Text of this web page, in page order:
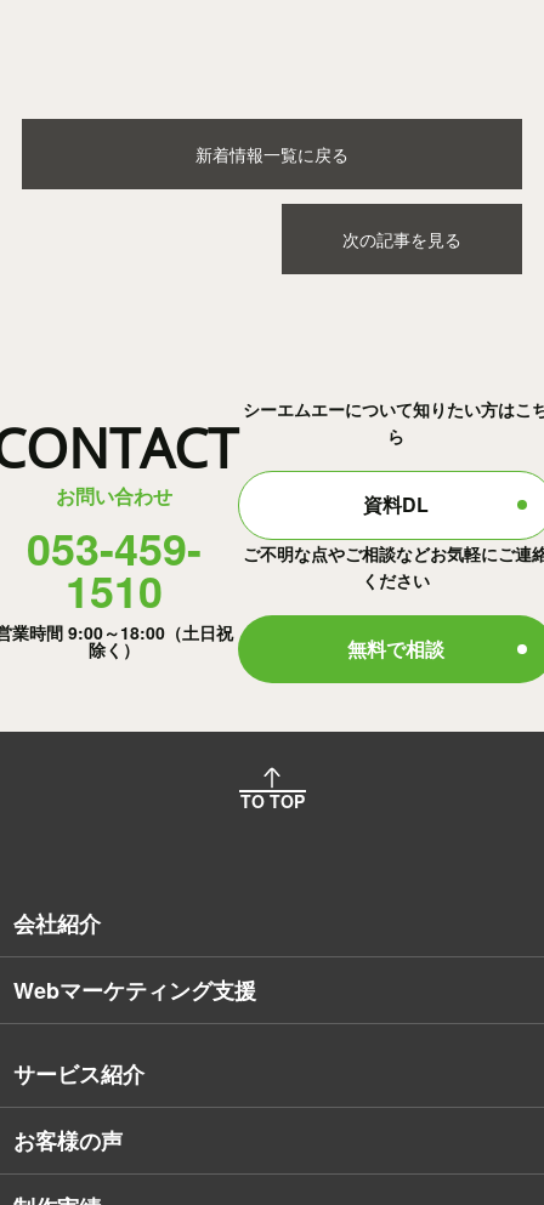
新着情報一覧に戻る
次の記事を見る
お問い合わせ
053-459-
1510
業時間 9:00～18:00（土日祝
除く）
シーエムエーについて知りたい方はこ
ら
資料DL
ご不明な点やご相談などお気軽にご連
ください
無料で相談
TO TOP
会社紹介
会社概要
デザイナー・エンジニア紹介
Webマーケティング支援
サービス紹介
戦略的Webサイト制作
インターネット広告
お客様の声